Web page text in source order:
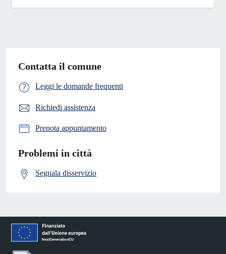
Contatta il comune
Leggi le domande frequenti
Richiedi assistenza
Prenota appuntamento
Problemi in città
Segnala disservizio